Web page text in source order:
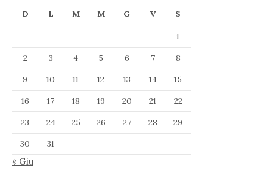
D L M M G V S
1
2
3 4 5 6 7
8
9
10 11 12 13 14
15
16
17 18 19 20 21
22
23
24 25 26 27 28
29
30
31
« Giu